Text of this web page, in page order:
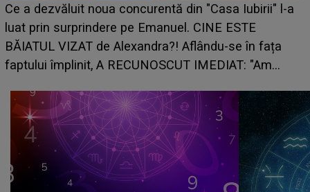
dezvăluit noua concurentă din "Casa Iubirii" l-a
surprindere pe Emanuel. CINE ESTE
VIZAT de Alexandra?! Aflându-se în fața
împlinit, A RECUNOSCUT IMEDIAT: "Am